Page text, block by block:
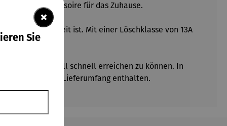
Accessoire für das Zuhause.
immer griffbereit ist. Mit einer Löschklasse von 13A
um ihn im Notfall schnell erreichen zu können. In
sind im Lieferumfang enthalten.
×
Sie